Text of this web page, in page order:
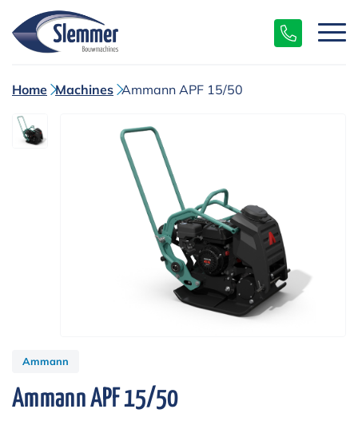
Home Machines Ammann APF 15/50
Ammann
Ammann APF 15/50